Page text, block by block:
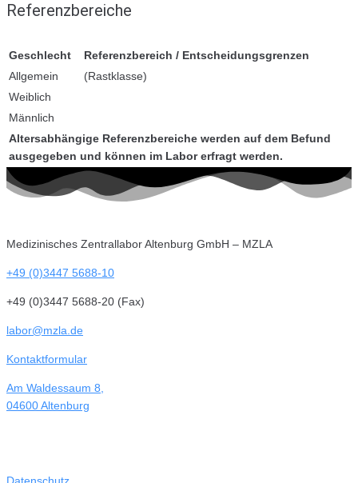
Referenzbereiche
Geschlecht Referenzbereich / Entscheidungsgrenzen
Altersabhängige Referenzbereiche werden auf dem Befund
ausgegeben und können im Labor erfragt werden.
Allgemein
(Rastklasse)
Weiblich
Männlich
Medizinisches Zentrallabor Altenburg GmbH – MZLA
+49 (0)3447 5688-10
+49 (0)3447 5688-20 (Fax)
labor@mzla.de
Kontaktformular
Am Waldessaum 8,
04600 Altenburg